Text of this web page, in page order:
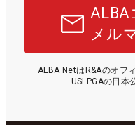
ALBA
メル
ALBA NetはR&Aのオフ
USLPGAの日本